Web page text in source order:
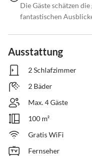
Die Gäste schätzen
fantastischen
Ausstattung
2 Schlafzimmer
2 Bäder
Max. 4 Gäste
100 m²
Gratis WiFi
Fernseher